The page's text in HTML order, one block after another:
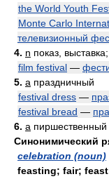
the World Youth
Monte Carlo
телевизионный
4. n показ,
film festival —
5. a праздничный
festival dress —
festival bread —
6. a пиршественный
Синонимический
celebration (noun)
feasting; fair;